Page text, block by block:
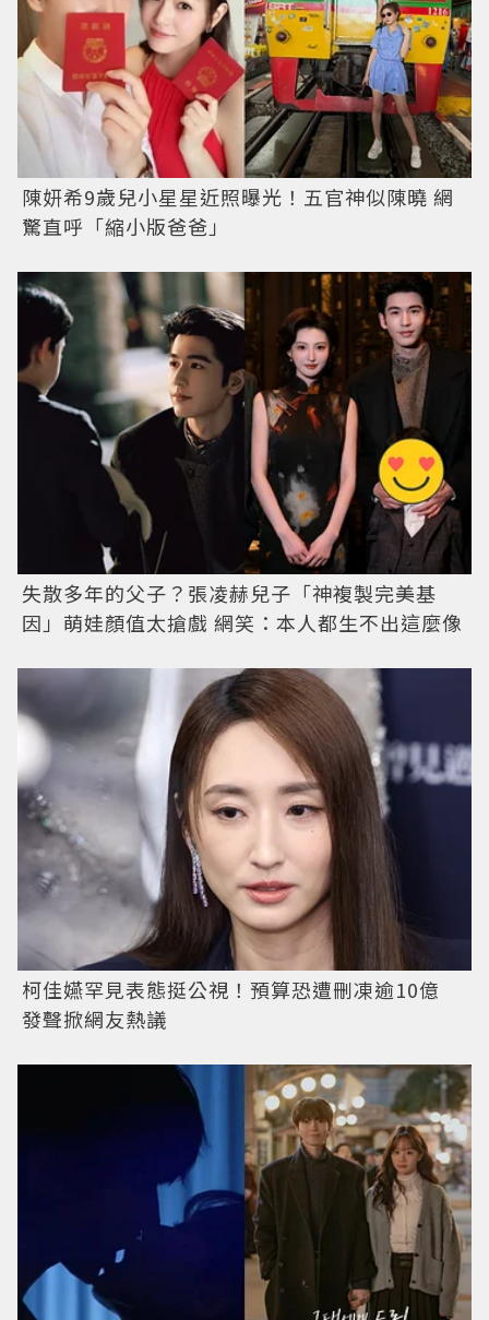
陳妍希9歲兒小星星近照曝光！五官神似陳曉 網
驚直呼「縮小版爸爸」
失散多年的父子？張凌赫兒子「神複製完美基
因」萌娃顏值太搶戲 網笑：本人都生不出這麼像
柯佳嬿罕見表態挺公視！預算恐遭刪凍逾10億
發聲掀網友熱議